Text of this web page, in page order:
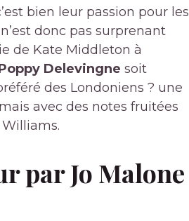
bien leur passion pour les
donc pas surprenant
de Kate Middleton à
Delevingne soit
des Londoniens ? une
avec des notes fruitées
par Jo Malone